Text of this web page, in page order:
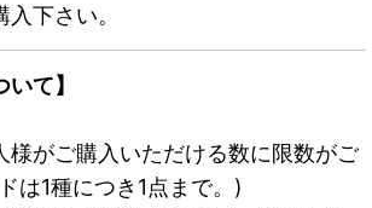
下さい。
て】
様がご購入いただける数に限数がご
は1種につき1点まで。)